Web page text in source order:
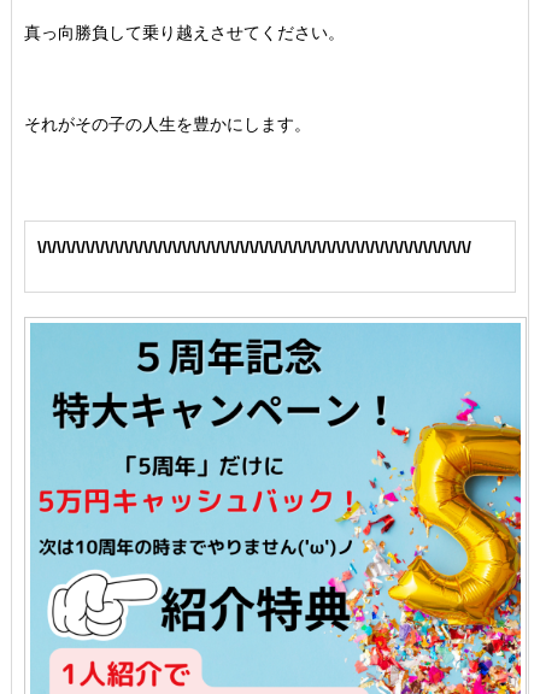
真っ向勝負して乗り越えさせてください。
それがその子の人生を豊かにします。
\/\/\/\/\/\/\/\/\/\/\/\/\/\/\/\/\/\/\/\/\/\/\/\/\/\/\/\/\/\/\/\/\/\/\/\/\/\/\/\/\/\/\/\/\/